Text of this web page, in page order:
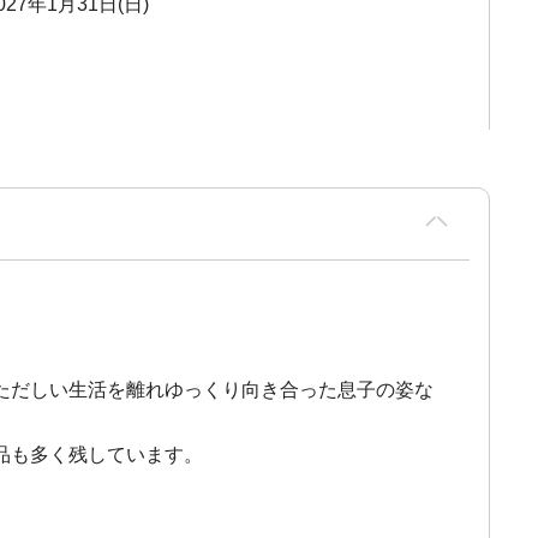
年1月31日(日)
しい生活を離れゆっくり向き合った息子の姿な
多く残しています。